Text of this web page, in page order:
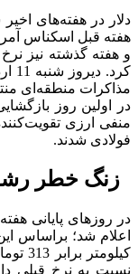
دلار در هفته‌های
مذاکرات منطقه‌ای
در اولین روز
منفی ارزی
فولادی شدند.
زنگ خطر رشد
در روزهای پایانی
اعلام شد؛ براساس